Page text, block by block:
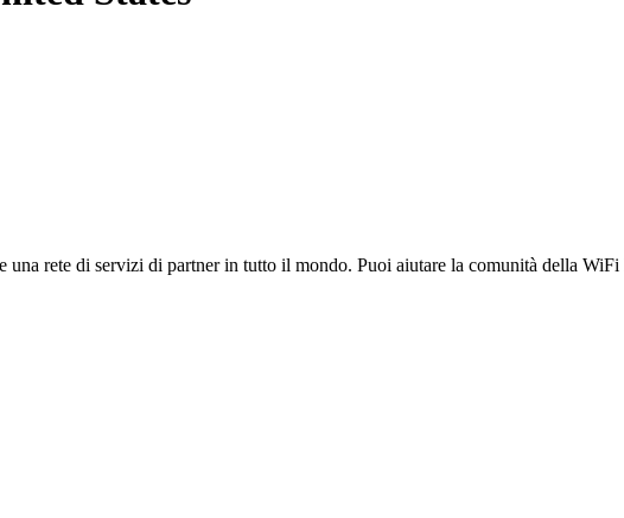
rete di servizi di partner in tutto il mondo. Puoi aiutare la comunità della WiFi